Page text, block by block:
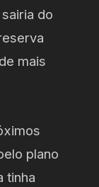
do
mais
plano
tinha